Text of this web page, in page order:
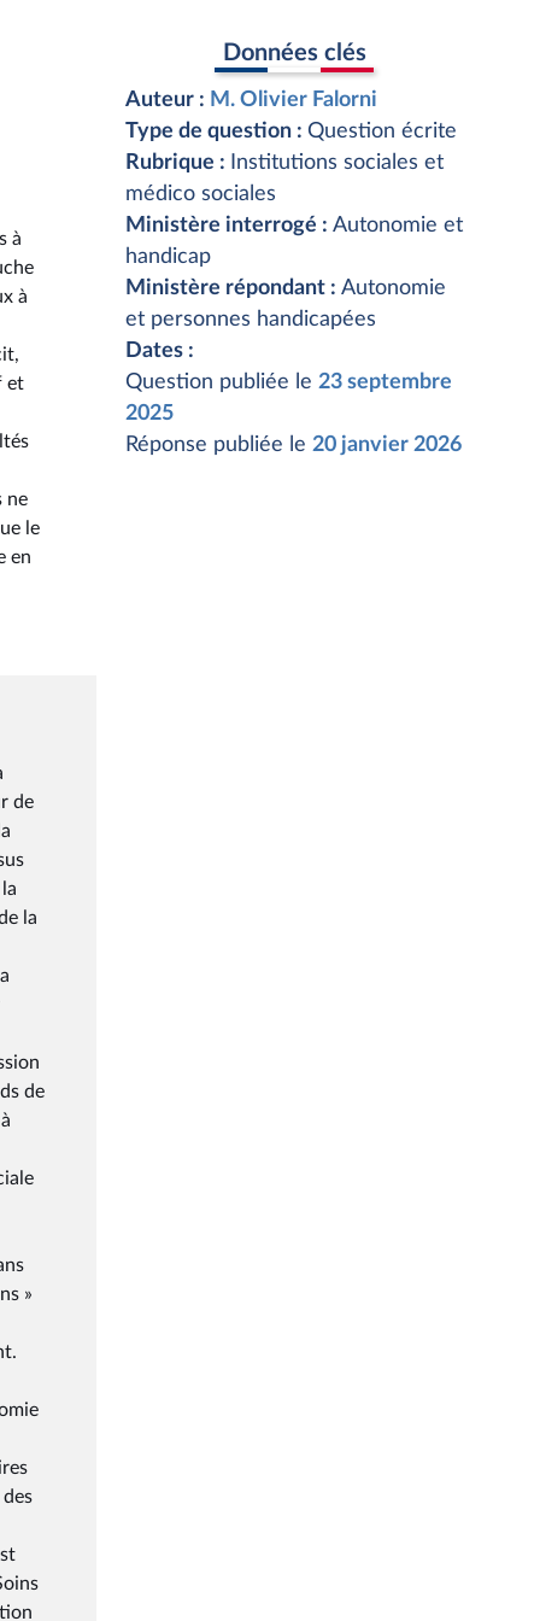
à
à
et
ne
le
en
de
la
de
»
Données clés
Auteur : M. Olivier Falorni
Type de question : Question écrite
Rubrique :
Institutions sociales et
médico sociales
Ministère interrogé : Autonomie et
handicap
Ministère répondant : Autonomie
et personnes handicapées
Dates :
Question publiée le 23 septembre
2025
Réponse publiée le 20 janvier 2026